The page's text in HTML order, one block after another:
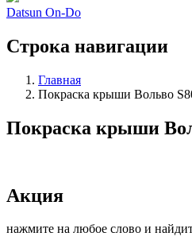
Datsun On-Do
Строка навигации
Главная
Покраска крыши Вольво
Покраска крыши
Акция
нажмите на любое слово и